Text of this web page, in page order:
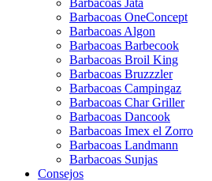
Barbacoas Jata
Barbacoas OneConcept
Barbacoas Algon
Barbacoas Barbecook
Barbacoas Broil King
Barbacoas Bruzzzler
Barbacoas Campingaz
Barbacoas Char Griller
Barbacoas Dancook
Barbacoas Imex el Zorro
Barbacoas Landmann
Barbacoas Sunjas
Consejos